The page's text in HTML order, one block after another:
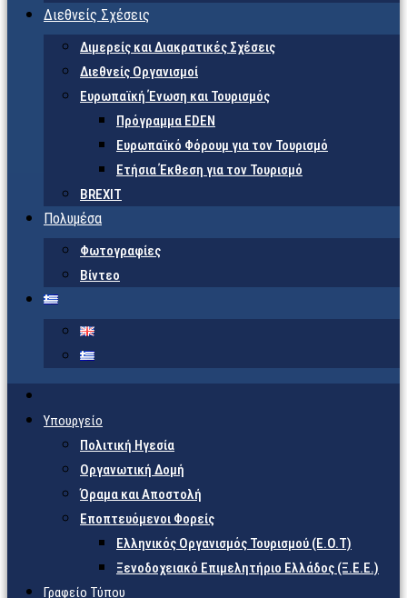
Διεθνείς Σχέσεις
Διμερείς και Διακρατικές Σχέσεις
Διεθνείς Οργανισμοί
Ευρωπαϊκή Ένωση και Τουρισμός
Πρόγραμμα EDEN
Ευρωπαϊκό Φόρουμ για τον Τουρισμό
Ετήσια Έκθεση για τον Τουρισμό
BREXIT
Πολυμέσα
Φωτογραφίες
Βίντεο
Υπουργείο
Πολιτική Ηγεσία
Οργανωτική Δομή
Όραμα και Αποστολή
Εποπτευόμενοι Φορείς
Eλληνικός Οργανισμός Τουρισμού (Ε.Ο.Τ)
Ξενοδοχειακό Επιμελητήριο Ελλάδος (Ξ.Ε.Ε.)
Γραφείο Τύπου